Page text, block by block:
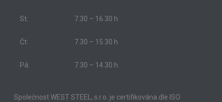
St: 7.30 – 16.30 h
Čt: 7.30 – 15.30 h
Pá: 7.30 – 14.30 h
Společnost WEST STEEL, s.r.o. je certifikována dle ISO